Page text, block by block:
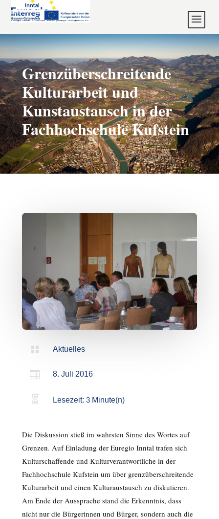
Grenzüberschreitende
Kulturarbeit und
Kunstaustausch in der
Fachhochschule Kufstein
 Aktuelles
 8. Juli 2016
 Lesezeit: 3 Minute(n)
Die Diskussion stieß im wahrsten Sinne des Wortes auf
Grenzen. Auf Einladung der Euregio Inntal trafen sich
Kulturschaffende und Kulturverantwortliche in der
Fachhochschule Kufstein um über grenzüberschreitende
Kulturarbeit und einen Kulturaustausch zu diskutieren.
Am Ende der Aussprache stand die Erkenntnis, dass
nicht nur die Bürgerinnen und Bürger, sondern auch die